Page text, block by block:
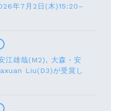
年7月2日(木)15:20–
江雄哉(M2), 大森・安
Liu(D3)が受賞し